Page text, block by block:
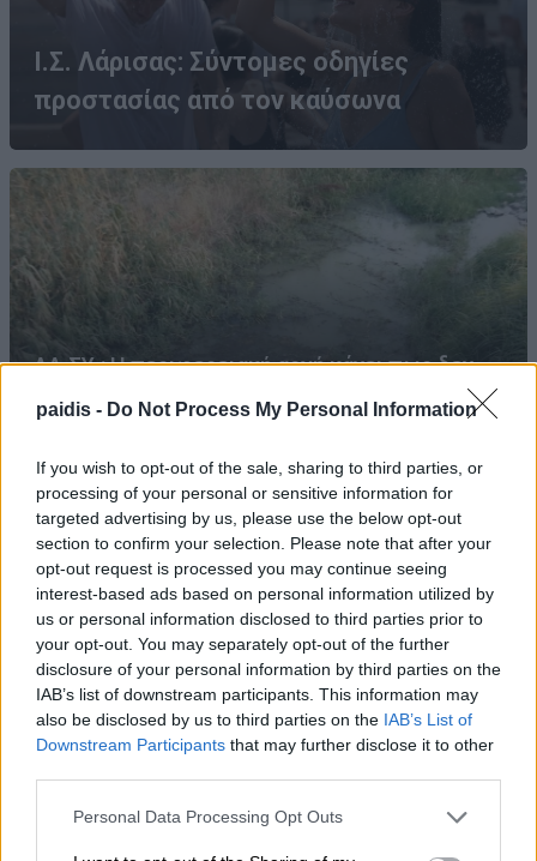
paidis - Do Not Process My Personal Information
If you wish to opt-out of the sale, sharing to third parties, or
processing of your personal or sensitive information for
targeted advertising by us, please use the below opt-out
section to confirm your selection. Please note that after your
opt-out request is processed you may continue seeing
interest-based ads based on personal information utilized by
us or personal information disclosed to third parties prior to
your opt-out. You may separately opt-out of the further
disclosure of your personal information by third parties on the
IAB’s list of downstream participants. This information may
also be disclosed by us to third parties on the IAB’s List of
Downstream Participants that may further disclose it to other
Personal Data Processing Opt Outs
Ι.Σ. Λάρισας: Σύντομες οδηγίες
προστασίας από τον καύσωνα
ΛΑ.ΣΥ.: Η περιφερειακή αρχή κάνει πως δεν
ρύπανση του Γκουσμπασανιώτη ποταμού
Ανοικτά από σήμερα το ουζερί της Ζέτας στον
Βρυότοπο